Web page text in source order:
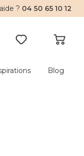
? 04 50 65 10 12
Blog